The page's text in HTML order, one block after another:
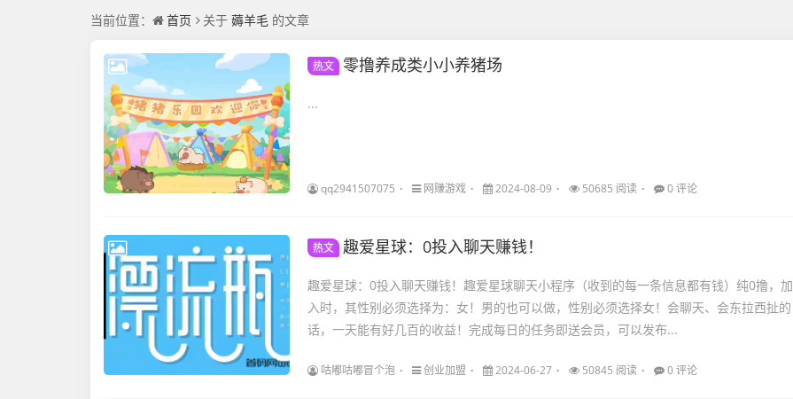
当前位置： 首页 关于 薅羊毛 的文章
热文 零撸养成类小小养猪场
...
qq2941507075 网赚游戏 2024-08-09 50685 阅读 0 评论
热文 趣爱星球：0投入聊天赚钱！
趣爱星球：0投入聊天赚钱！趣爱星球聊天小程序（收到的每一条信息都有钱）纯0撸，加
入时，其性别必须选择为：女！男的也可以做，性别必须选择女！会聊天、会东拉西扯的
话，一天能有好几百的收益！完成每日的任务即送会员，可以发布...
咕嘟咕嘟冒个泡 创业加盟 2024-06-27 50845 阅读 0 评论